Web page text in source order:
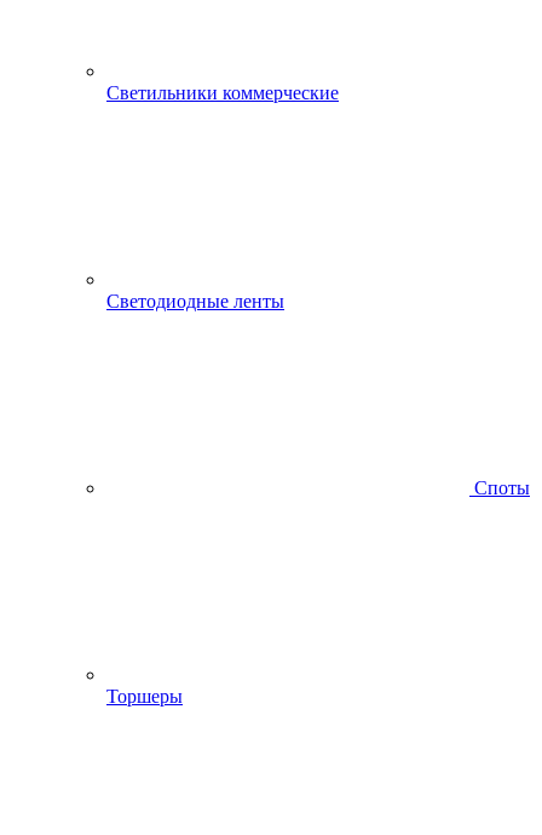
Светильники коммерческие
Светодиодные ленты
Споты
Торшеры